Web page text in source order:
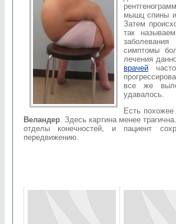
мышц спины и
Затем
так
симптомы
лечения
врачей
все же
удавалось.
Есть
Веландер . Здесь картина менее
отделы конечностей, и пациент
передвижению.